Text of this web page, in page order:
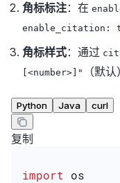
角标标注：在
enable_citation:
角标样式：通过
[<number>]"
（默
Python Java curl
复制
import os